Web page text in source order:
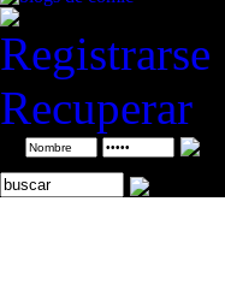
Registrarse
Recuperar